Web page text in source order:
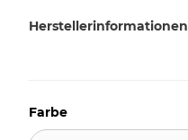
Herstellerinformationen
Farbe